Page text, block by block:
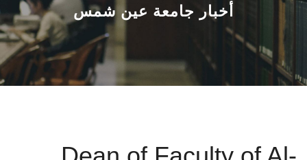
القطاعـات
الشئون الأكاديمية
البحث العلمي
أخبار جامعة عين شمس